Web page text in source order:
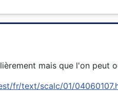
mais que l'on peut
fr/text/scalc/01/